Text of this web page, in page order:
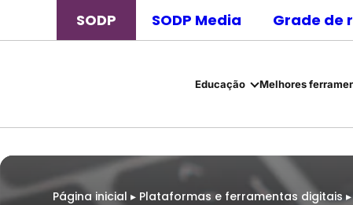
SODP SODP Media Grade de
Educação Melhores
Página inicial ▸ Plataformas e ferramentas digitais